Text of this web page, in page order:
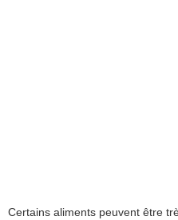
Certains aliments peuvent être